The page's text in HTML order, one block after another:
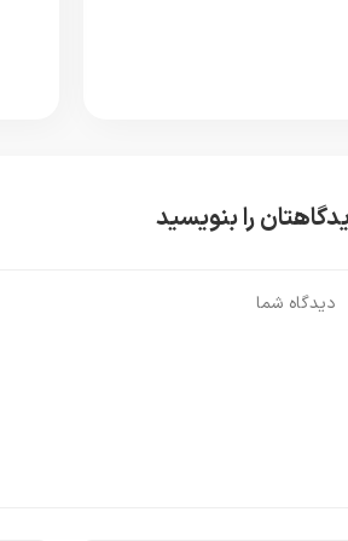
را بنویسید